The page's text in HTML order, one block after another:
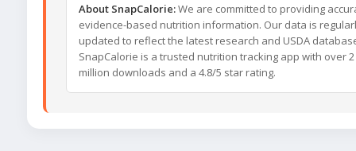
About SnapCalorie:We are committed to providing
evidence-based nutrition information. Our data is
updated to reflect the latest research and USDA
SnapCalorie is a trusted nutrition tracking app with over 2
million downloads and a 4.8/5 star rating.